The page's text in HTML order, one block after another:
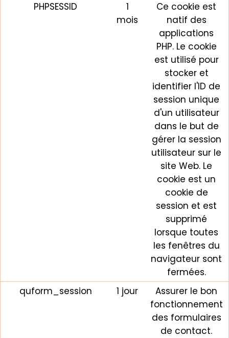
PHPSESSID
1
mois
Ce cookie est
natif des
applications
PHP. Le cookie
est utilisé pour
stocker et
identifier l'ID de
session unique
d'un utilisateur
dans le but de
gérer la session
utilisateur sur le
site Web. Le
cookie est un
cookie de
session et est
supprimé
lorsque toutes
les fenêtres du
navigateur sont
fermées.
quform_session
1 jour
Assurer le bon
fonctionnement
des formulaires
de contact.